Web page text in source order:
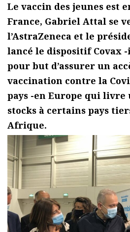
Le vaccin des jeunes est
France, Gabriel Attal se
l’AstraZeneca et le
lancé le dispositif Covax
pour but d’assurer un
vaccination contre la
pays -en Europe qui livre
stocks à certains pays
Afrique.